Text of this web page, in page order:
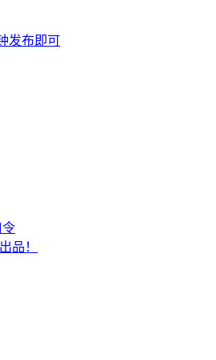
发布即可
令
品！